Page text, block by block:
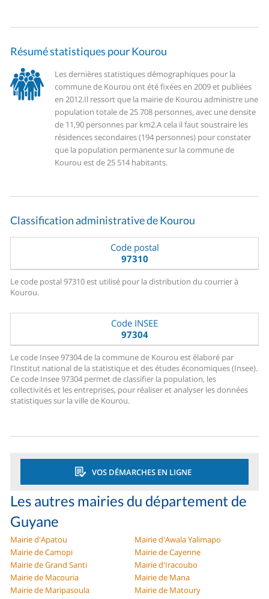
Résumé statistiques pour Kourou
Les dernières statistiques démographiques pour la
commune de Kourou ont été fixées en 2009 et publiées
en 2012.Il ressort que la mairie de Kourou administre une
population totale de 25 708 personnes, avec une densite
de 11,90 personnes par km2.A cela il faut soustraire les
résidences secondaires (194 personnes) pour constater
que la population permanente sur la commune de
Kourou est de 25 514 habitants.
Classification administrative de Kourou
Code postal
97310
Le code postal 97310 est utilisé pour la distribution du courrier à
Kourou.
Code INSEE
97304
Le code Insee 97304 de la commune de Kourou est élaboré par
l'Institut national de la statistique et des études économiques (Insee).
Ce code Insee 97304 permet de classifier la population, les
collectivités et les entreprises, pour réaliser et analyser les données
statistiques sur la ville de Kourou.
VOS DÉMARCHES EN LIGNE
Les autres mairies du département de
Guyane
Mairie d'Apatou
Mairie d'Awala Yalimapo
Mairie de Camopi
Mairie de Cayenne
Mairie de Grand Santi
Mairie d'Iracoubo
Mairie de Macouria
Mairie de Mana
Mairie de Maripasoula
Mairie de Matoury